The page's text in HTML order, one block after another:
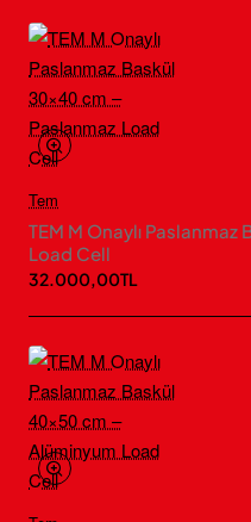
Tem
TEM M Onaylı
Load Cell
32.000,00TL